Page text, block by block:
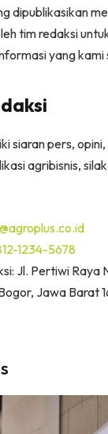
dipublikasikan
tim redaksi
yang kami
siaran pers,
agribisnis,
1234-5678
Jl. Pertiwi Raya
Jawa Barat